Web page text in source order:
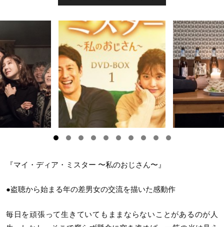
『マイ・ディア・ミスター 〜私のおじさん〜』
●盗聴から始まる年の差男女の交流を描いた感動作
毎日を頑張って生きていてもままならないことがあるのが人